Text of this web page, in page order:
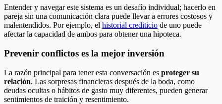
Entender y navegar este sistema es un desafío individual; hacerlo en
pareja sin una comunicación clara puede llevar a errores costosos y
malentendidos. Por ejemplo, el historial crediticio de uno puede
afectar la capacidad de ambos para obtener una hipoteca.
Prevenir conflictos es la mejor inversión
La razón principal para tener esta conversación es proteger su
relación. Las sorpresas financieras después de la boda, como
deudas ocultas o hábitos de gasto muy diferentes, pueden generar
sentimientos de traición y resentimiento.